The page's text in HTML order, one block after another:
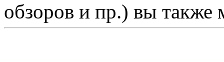
обзоров и пр.) вы также